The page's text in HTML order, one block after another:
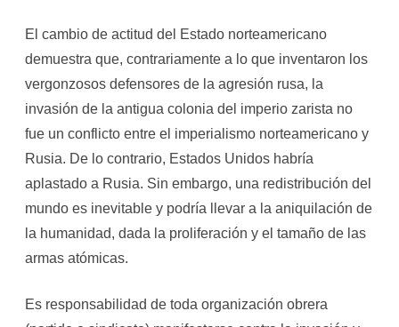
El cambio de actitud del Estado norteamericano
demuestra que, contrariamente a lo que inventaron los
vergonzosos defensores de la agresión rusa, la
invasión de la antigua colonia del imperio zarista no
fue un conflicto entre el imperialismo norteamericano y
Rusia. De lo contrario, Estados Unidos habría
aplastado a Rusia. Sin embargo, una redistribución del
mundo es inevitable y podría llevar a la aniquilación de
la humanidad, dada la proliferación y el tamaño de las
armas atómicas.
Es responsabilidad de toda organización obrera